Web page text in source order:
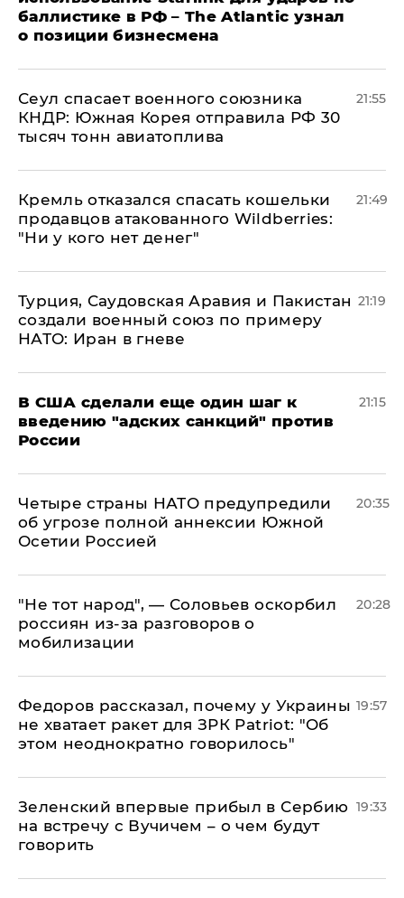
баллистике в РФ – The Atlantic узнал
о позиции бизнесмена
​Сеул спасает военного союзника
КНДР: Южная Корея отправила РФ 30
тысяч тонн авиатоплива
21:55
Кремль отказался спасать кошельки
продавцов атакованного Wildberries:
"Ни у кого нет денег"
21:49
Турция, Саудовская Аравия и Пакистан
создали военный союз по примеру
НАТО: Иран в гневе
21:19
В США сделали еще один шаг к
введению "адских санкций" против
России
21:15
Четыре страны НАТО предупредили
об угрозе полной аннексии Южной
Осетии Россией
20:35
​"Не тот народ", — Соловьев оскорбил
россиян из-за разговоров о
мобилизации
20:28
Федоров рассказал, почему у Украины
не хватает ракет для ЗРК Patriot: "Об
этом неоднократно говорилось"
19:57
Зеленский впервые прибыл в Сербию
на встречу с Вучичем – о чем будут
говорить
19:33